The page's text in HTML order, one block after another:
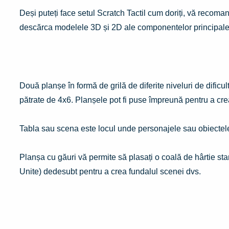
Deși puteți face setul Scratch Tactil cum doriți, vă
descărca modelele 3D și 2D ale componentelor
Două planșe în formă de grilă de diferite niveluri de
pătrate de 4x6. Planșele pot fi puse împreună pentru a
Tabla sau scena este locul unde personajele sau
Planșa cu găuri vă permite să plasați o coală de hârtie
Unite) dedesubt pentru a crea fundalul scenei dvs.